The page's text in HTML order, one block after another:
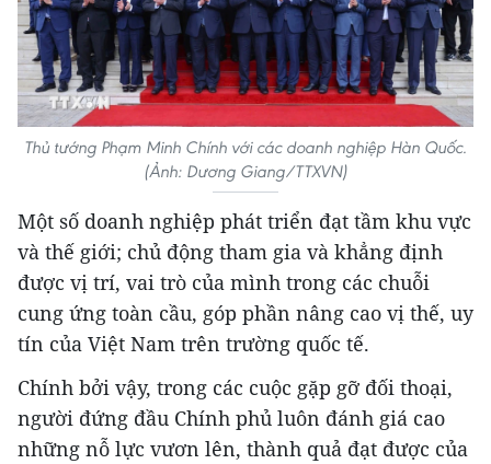
Thủ tướng Phạm Minh Chính với các doanh nghiệp Hàn Quốc.
(Ảnh: Dương Giang/TTXVN)
Một số doanh nghiệp phát triển đạt tầm khu vực
và thế giới; chủ động tham gia và khẳng định
được vị trí, vai trò của mình trong các chuỗi
cung ứng toàn cầu, góp phần nâng cao vị thế, uy
tín của Việt Nam trên trường quốc tế.
Chính bởi vậy, trong các cuộc gặp gỡ đối thoại,
người đứng đầu Chính phủ luôn đánh giá cao
những nỗ lực vươn lên, thành quả đạt được của